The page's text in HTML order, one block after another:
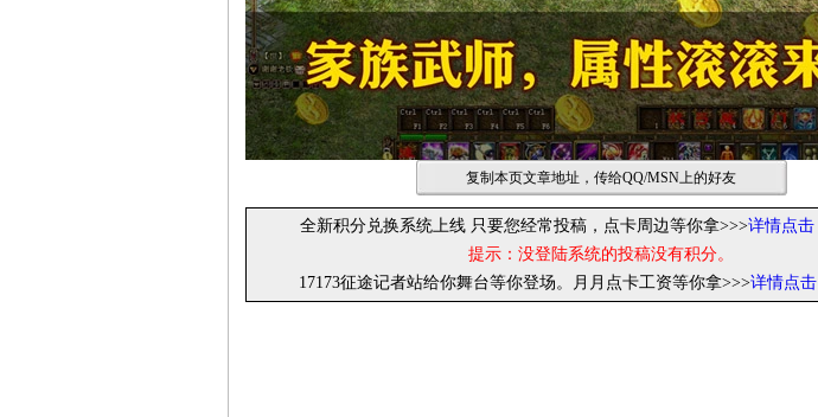
复制本页文章地址，传给QQ/MSN上的好友
全新积分兑换系统上线 只要您经常投稿，点卡周边等你拿>>>详情点击
提示：没登陆系统的投稿没有积分。
17173征途记者站给你舞台等你登场。月月点卡工资等你拿>>>详情点击